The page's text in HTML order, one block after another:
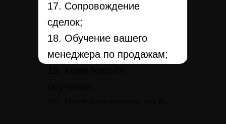
17. Сопровождение
сделок;
18. Обучение вашего
менеджера по продажам;